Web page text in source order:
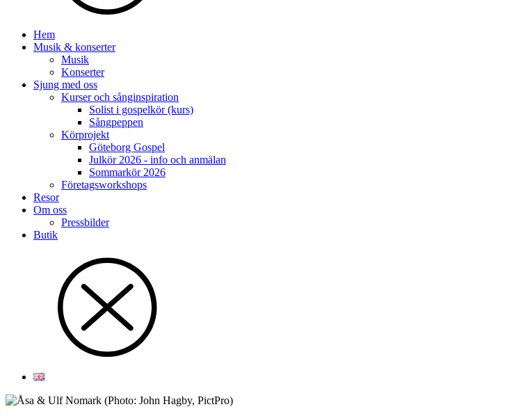
Hem
Musik & konserter
Musik
Konserter
Sjung med oss
Kurser och sånginspiration
Solist i gospelkör (kurs)
Sångpeppen
Körprojekt
Göteborg Gospel
Julkör 2026 - info och anmälan
Sommarkör 2026
Företagsworkshops
Resor
Om oss
Pressbilder
Butik